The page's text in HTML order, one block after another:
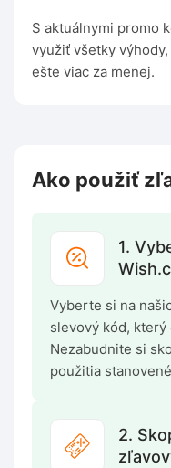
S aktuálnymi promo
využiť všetky
ešte viac za menej.
Ako použiť
1.
Vyberte si na
slevový kód,
Nezabudnite si
použitia
2.